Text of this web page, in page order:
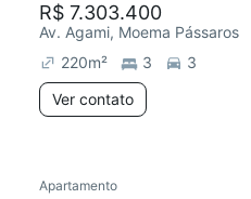
R$ 7.303.400
Av. Agami, Moema Pássaros
220m² 3
3
Ver contato
Redecorar
Apartamento